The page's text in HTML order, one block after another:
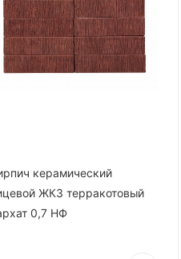
керамический
ЖКЗ терракотовый
0,7 НФ